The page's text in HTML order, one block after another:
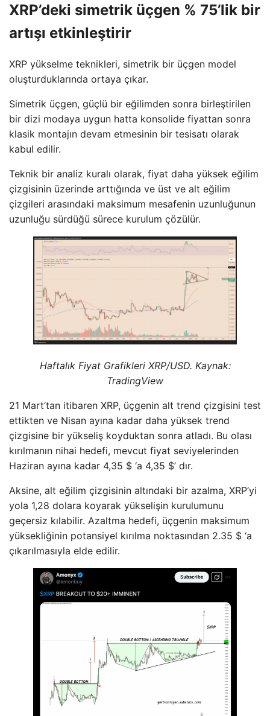
XRP’deki simetrik üçgen % 75’lik bir
artışı etkinleştirir
XRP yükselme teknikleri, simetrik bir üçgen model
oluşturduklarında ortaya çıkar.
Simetrik üçgen, güçlü bir eğilimden sonra birleştirilen
bir dizi modaya uygun hatta konsolide fiyattan sonra
klasik montajın devam etmesinin bir tesisatı olarak
kabul edilir.
Teknik bir analiz kuralı olarak, fiyat daha yüksek eğilim
çizgisinin üzerinde arttığında ve üst ve alt eğilim
çizgileri arasındaki maksimum mesafenin uzunluğunun
uzunluğu sürdüğü sürece kurulum çözülür.
Haftalık Fiyat Grafikleri XRP/USD. Kaynak:
TradingView
21 Mart’tan itibaren XRP, üçgenin alt trend çizgisini test
ettikten ve Nisan ayına kadar daha yüksek trend
çizgisine bir yükseliş koyduktan sonra atladı. Bu olası
kırılmanın nihai hedefi, mevcut fiyat seviyelerinden
Haziran ayına kadar 4,35 $ ‘a 4,35 $’ dır.
Aksine, alt eğilim çizgisinin altındaki bir azalma, XRP’yi
yola 1,28 dolara koyarak yükselişin kurulumunu
geçersiz kılabilir. Azaltma hedefi, üçgenin maksimum
yüksekliğinin potansiyel kırılma noktasından 2.35 $ ‘a
çıkarılmasıyla elde edilir.